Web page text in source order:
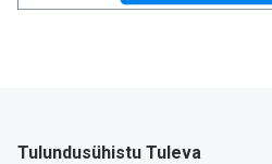
Tulundusühistu Tuleva